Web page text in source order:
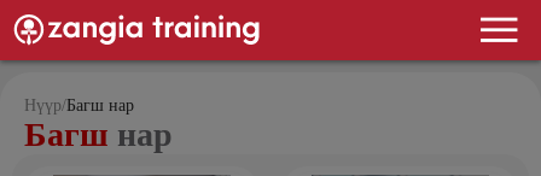
Нүүр/Багш нар
Багш нар